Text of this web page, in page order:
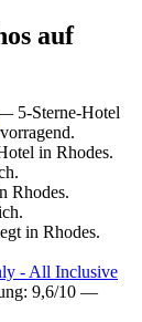
auf
5-Sterne-Hotel
in Rhodes.
Rhodes.
in Rhodes.
- All Inclusive
9,6/10 —